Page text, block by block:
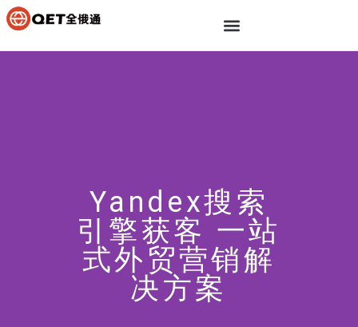
Yandex搜索
引擎获客 一站
式外贸营销解
决方案